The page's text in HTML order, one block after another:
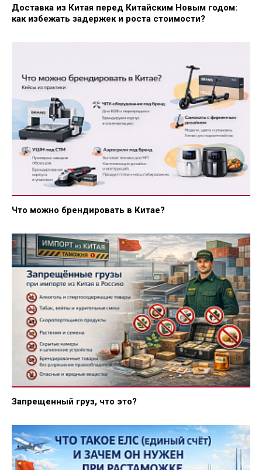
Доставка из Китая перед Китайским Новым годом:
как избежать задержек и роста стоимости?
Что можно брендировать в Китае?
Запрещенный груз, что это?